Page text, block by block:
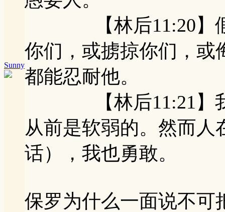
Sunny
【林后11:20】假
你们，或掳掠你们，或
都能忍耐他。
【林后11:21】我
从前是软弱的。然而
话），我也勇敢。
保罗为什么一面说不可